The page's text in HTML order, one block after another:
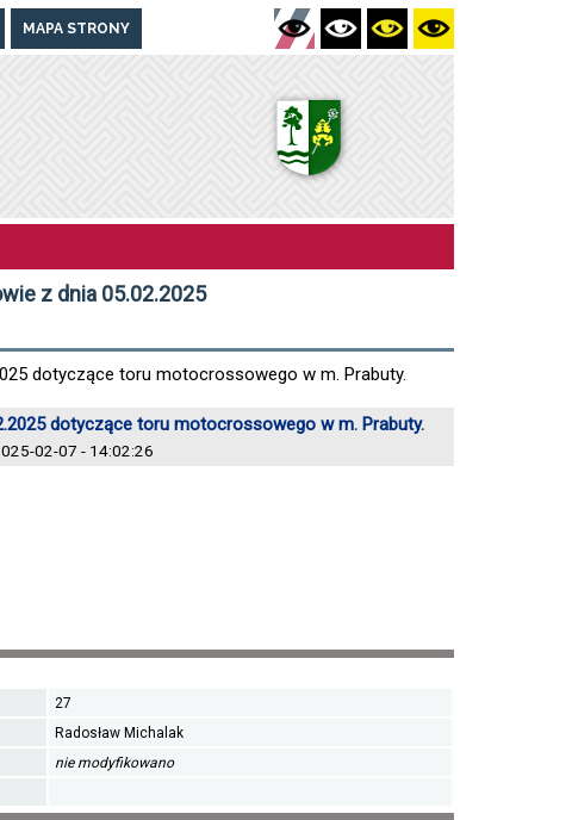
MAPA STRONY
z dnia 05.02.2025
dotyczące toru motocrossowego w m. Prabuty.
dotyczące toru motocrossowego w m. Prabuty.
02-07 - 14:02:26
27
Radosław Michalak
nie modyfikowano